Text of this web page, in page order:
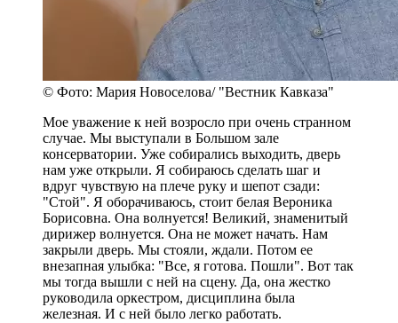
© Фото: Мария Новоселова/ "Вестник Кавказа"
Мое уважение к ней возросло при очень странном
случае. Мы выступали в Большом зале
консерватории. Уже собирались выходить, дверь
нам уже открыли. Я собираюсь сделать шаг и
вдруг чувствую на плече руку и шепот сзади:
"Стой". Я оборачиваюсь, стоит белая Вероника
Борисовна. Она волнуется! Великий, знаменитый
дирижер волнуется. Она не может начать. Нам
закрыли дверь. Мы стояли, ждали. Потом ее
внезапная улыбка: "Все, я готова. Пошли". Вот так
мы тогда вышли с ней на сцену. Да, она жестко
руководила оркестром, дисциплина была
железная. И с ней было легко работать.